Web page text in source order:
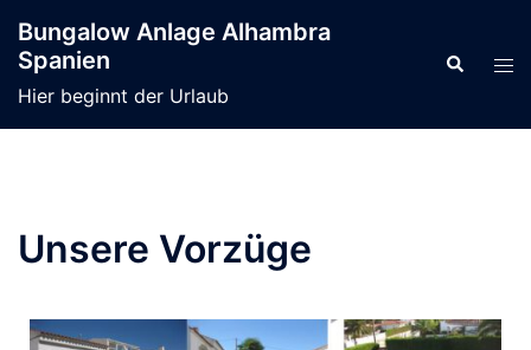
Bungalow Anlage Alhambra
Spanien
Hier beginnt der Urlaub
Unsere Vorzüge